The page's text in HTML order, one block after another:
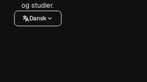
og studier.
Dansk